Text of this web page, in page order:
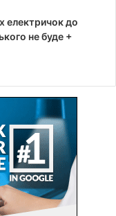
електричок до
не буде +